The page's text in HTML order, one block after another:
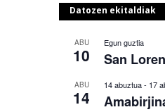
Datozen ekitaldiak
ABU
10
Egun guztia
San
ABU
14
14 abuztua- 17